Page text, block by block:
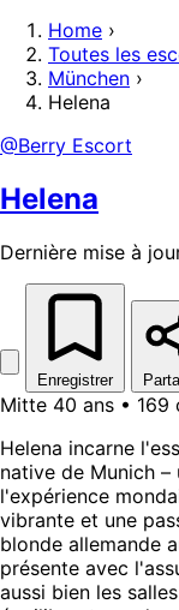
Home ›
Toutes les
München ›
Helena
@Berry Escort
Helena
Dernière mise à
Enregistrer
Mitte 40 ans • 169
Helena incarne
native de Munich
l'expérience
vibrante et une
blonde allemande
présente avec
aussi bien les